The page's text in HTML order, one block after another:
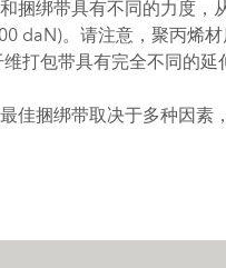
捆绑带具有不同的力度，
daN)。请注意，聚丙烯
打包带具有完全不同的延
佳捆绑带取决于多种因素